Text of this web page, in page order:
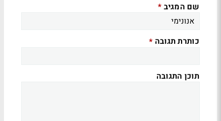
שם המגיב *
כותרת תגובה *
תוכן התגובה